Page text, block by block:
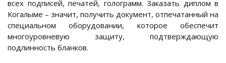
всех подписей, печатей, голограмм. Заказать диплом в
Когалыме – значит, получить документ, отпечатанный на
специальном оборудовании, которое обеспечит
многоуровневую защиту, подтверждающую
подлинность бланков.